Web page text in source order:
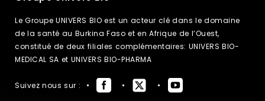
Le Groupe UNIVERS BIO est un acteur clé dans le domaine
de la santé au Burkina Faso et en Afrique de l’Ouest,
constitué de deux filiales complémentaires: UNIVERS BIO-
MEDICAL SA et UNIVERS BIO-PHARMA
Suivez nous sur :